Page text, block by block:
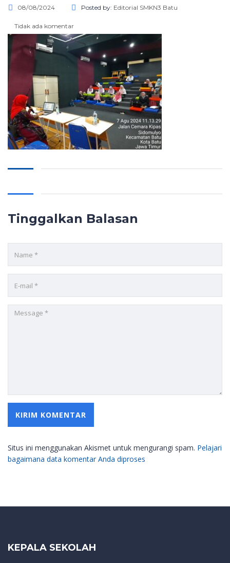
08/08/2024 Posted by: Editorial SMKN3 Batu
Tidak ada komentar
Tinggalkan Balasan
Situs ini menggunakan Akismet untuk mengurangi spam. Pelajari
bagaimana data komentar Anda diproses
KEPALA SEKOLAH